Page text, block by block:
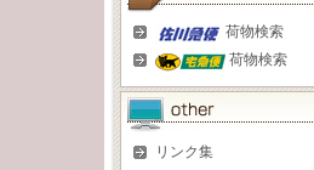
荷物検索
荷物検索
リンク集